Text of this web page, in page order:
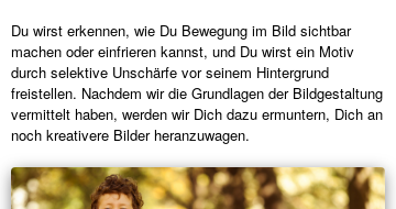
Du wirst erkennen, wie Du Bewegung im Bild sichtbar
machen oder einfrieren kannst, und Du wirst ein Motiv
durch selektive Unschärfe vor seinem Hintergrund
freistellen. Nachdem wir die Grundlagen der Bildgestaltung
vermittelt haben, werden wir Dich dazu ermuntern, Dich an
noch kreativere Bilder heranzuwagen.